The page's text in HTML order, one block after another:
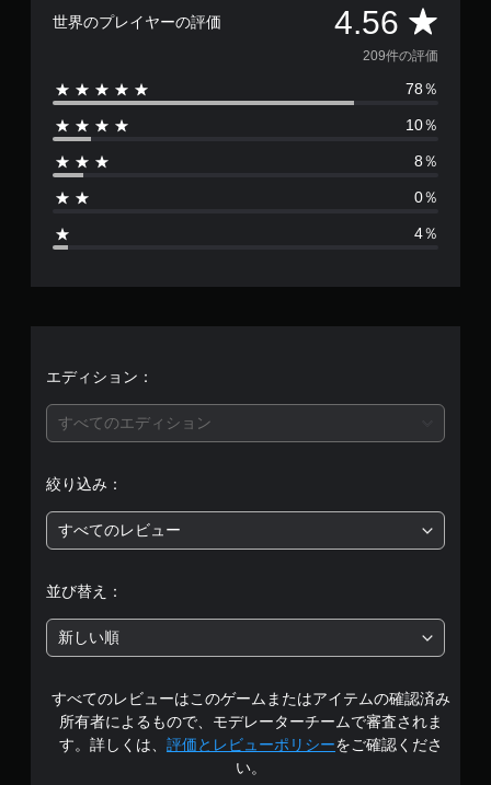
世界のプレイヤーの評価 4.56 評
価
数
は
0
は
5
階
中
の
4
209件の評価
78％
10％
8％
0％
4％
エディション：
すべてのエディション
絞り込み：
すべてのレビュー
並び替え：
新しい順
すべてのレビューはこのゲームまたはアイテムの確認済み
所有者によるもので、モデレーターチームで審査されま
す。詳しくは、 評価とレビューポリシーをご確認くださ
い。